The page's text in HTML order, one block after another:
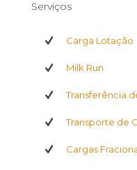
Serviços
Carga Lotação
Milk Run
Transferência
Transporte de
Cargas